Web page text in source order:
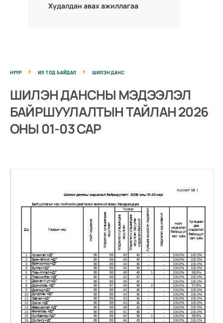
Худалдан авах ажиллагаа
НҮҮР ИЛ ТОД БАЙДАЛ ШИЛЭН ДАНС
ШИЛЭН ДАНСНЫ МЭДЭЭЛЭЛ
БАЙРШУУЛАЛТЫН ТАЙЛАН 2026
ОНЫ 01-03 САР